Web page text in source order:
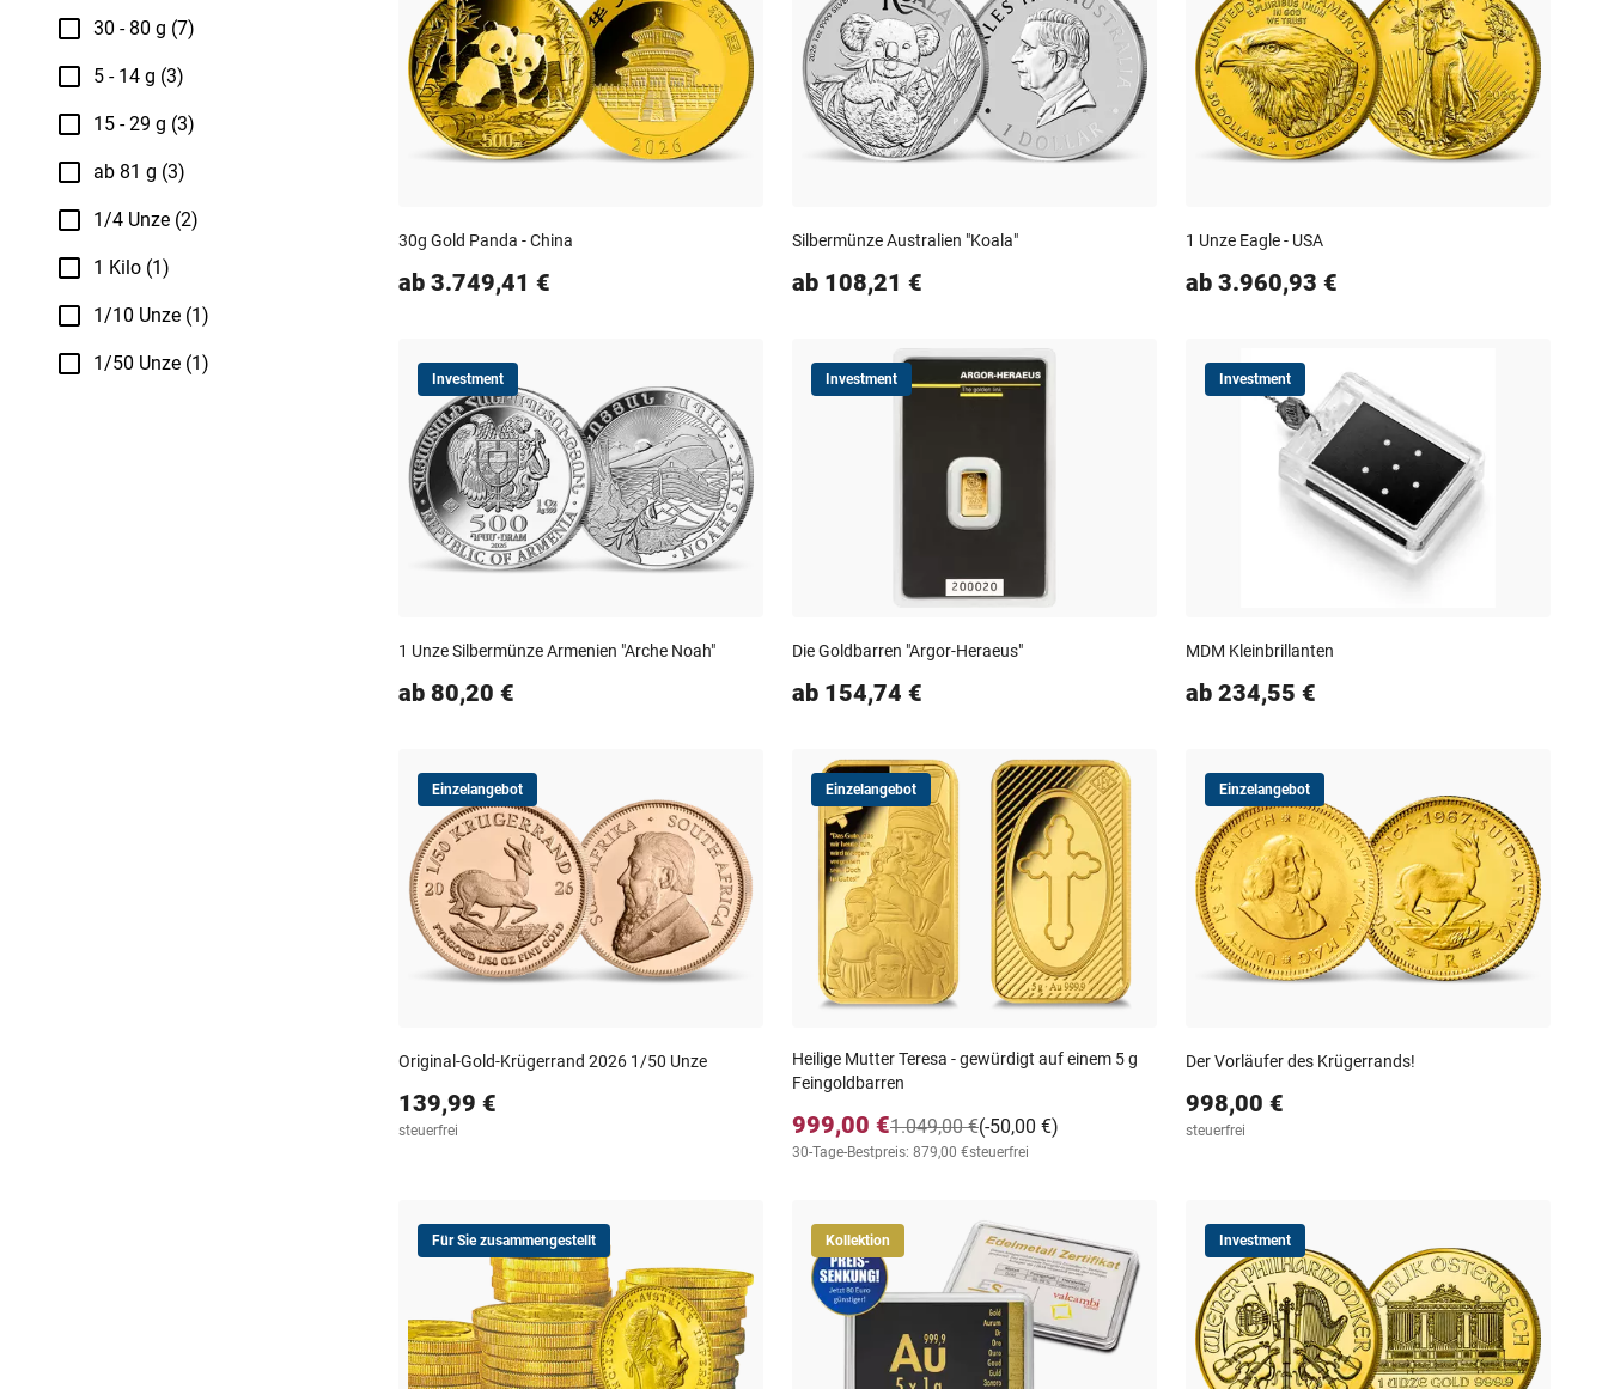
30 - 80 g (7)
5 - 14 g (3)
15 - 29 g (3)
ab 81 g (3)
1/4 Unze (2)
1 Kilo (1)
1/10 Unze (1)
1/50 Unze (1)
30g Gold Panda - China
ab 3.749,41 €
Silbermünze Australien "Koala"
ab 108,21 €
1 Unze Eagle - USA
ab 3.960,93 €
Investment
1 Unze Silbermünze Armenien "Arche Noah"
ab 80,20 €
Investment
Die Goldbarren "Argor-Heraeus"
ab 154,74 €
Investment
MDM Kleinbrillanten
ab 234,55 €
Einzelangebot
Original-Gold-Krügerrand 2026 1/50 Unze
139,99 €
steuerfrei
Einzelangebot
Heilige Mutter Teresa - gewürdigt auf einem 5 g
Feingoldbarren
999,00 € (-50,00 €)
1.049,00 €
30-Tage-Bestpreis: 879,00 €steuerfrei
Einzelangebot
Der Vorläufer des Krügerrands!
998,00 €
steuerfrei
Für Sie zusammengestellt Kollektion Investment